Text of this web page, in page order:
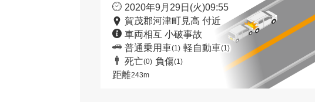
2020年9月29日(火)09:55
賀茂郡河津町見高 付近
車両相互 小破事故
普通乗用車(1) 軽自動車(1)
死亡(0) 負傷(1)
距離243m